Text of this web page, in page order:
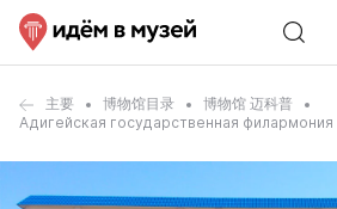
主要 博物馆目录
博物馆 迈科普
Адигейская государственная филармония